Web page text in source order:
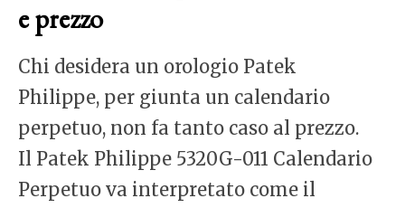
e prezzo
Chi desidera un orologio Patek
Philippe, per giunta un calendario
perpetuo, non fa tanto caso al prezzo.
Il Patek Philippe 5320G-011 Calendario
Perpetuo va interpretato come il